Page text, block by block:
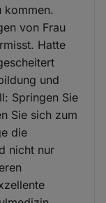
kommen.
von Frau
Hatte
und
Springen Sie
Sie sich zum
die
nicht nur